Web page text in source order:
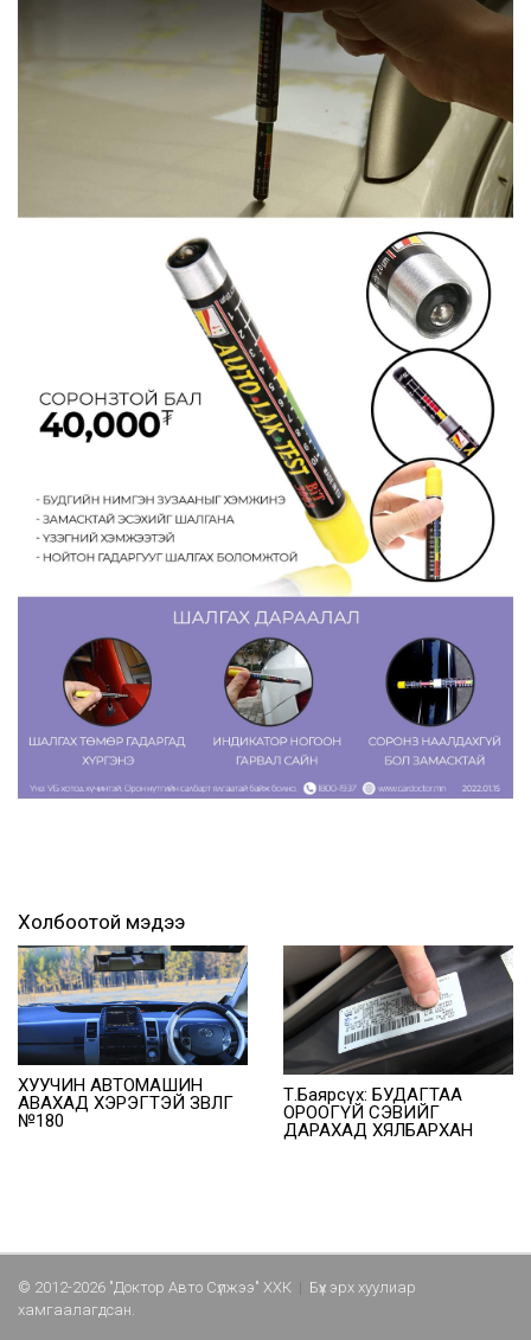
Холбоотой мэдээ
ХУУЧИН АВТОМАШИН
АВАХАД ХЭРЭГТЭЙ ЗӨВЛӨГӨӨ
№180
Т.Баярсүх: БУДАГТАА
ОРООГҮЙ СЭВИЙГ
ДАРАХАД ХЯЛБАРХАН
© 2012-2026 "Доктор Авто Сүлжээ" ХХК
Бүх эрх хуулиар
хамгаалагдсан.